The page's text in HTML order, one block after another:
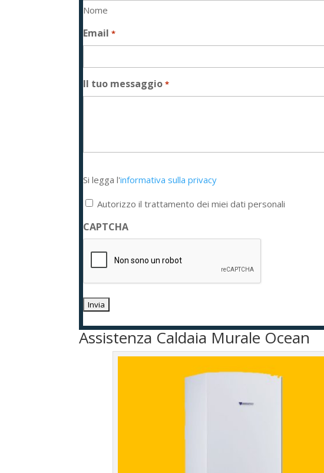
Nome
Email *
Il tuo messaggio *
legga
l'informativa
privacy
*
Si legga l'informativa sulla privacy
Autorizzo il trattamento dei miei dati personali
CAPTCHA
Assistenza Caldaia Murale Ocean